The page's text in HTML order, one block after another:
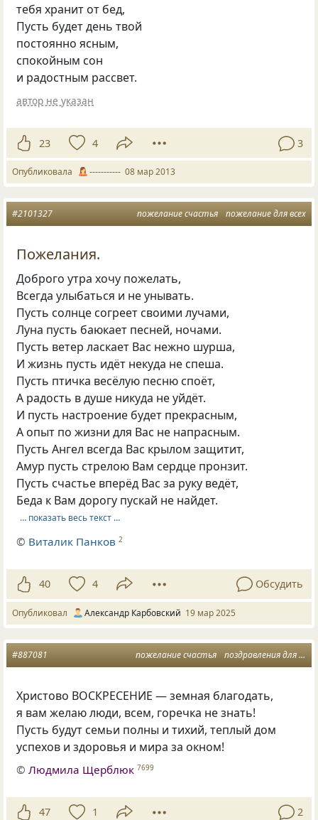
тебя хранит от бед,
Пусть будет день твой
постоянно ясным,
спокойным сон
и радостным рассвет.
автор не указан
23 4 3
Опубликовала ----------- 08 мар 2013
пожелание счастья пожелание для всех
#2101327
Пожелания.
Доброго утра хочу пожелать,
Всегда улыбаться и не унывать.
Пусть солнце согреет своими лучами,
Луна пусть баюкает песней, ночами.
Пусть ветер ласкает Вас нежно шурша,
И жизнь пусть идёт некуда не спеша.
Пусть птичка весёлую песню споёт,
А радость в душе никуда не уйдёт.
И пусть настроение будет прекрасным,
А опыт по жизни для Вас не напрасным.
Пусть Ангел всегда Вас крылом защитит,
Амур пусть стрелою Вам сердце пронзит.
Пусть счастье вперёд Вас за руку ведёт,
Беда к Вам дорогу пускай не найдет.
… показать весь текст …
© Виталик Панков 2
40 4 Обсудить
Опубликовал Александр Карбовский 19 мар 2025
пожелание счастья поздравления для всех
#887081
Христово ВОСКРЕСЕНИЕ — земная благодать,
я вам желаю люди, всем, горечка не знать!
Пусть будут семьи полны и тихий, теплый дом
успехов и здоровья и мира за окном!
©Людмила Щерблюк 7699
47 1 2